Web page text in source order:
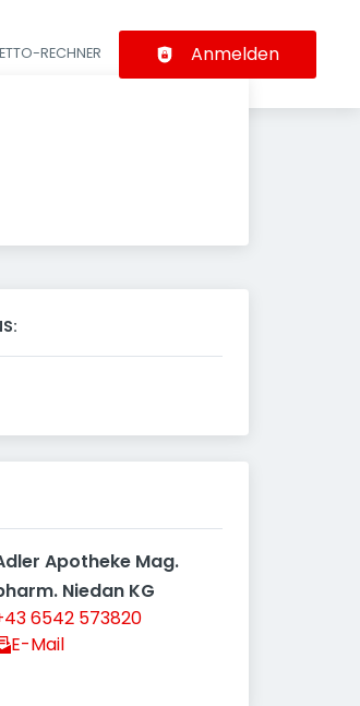
RECHNER Anmelden
Apotheke Mag.
Niedan KG
6542 573820
E-Mail